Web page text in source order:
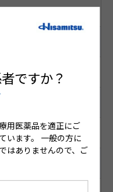
度
、重量200mg
ですか？
用医薬品を適正にご
います。 一般の方に
はありませんので、ご